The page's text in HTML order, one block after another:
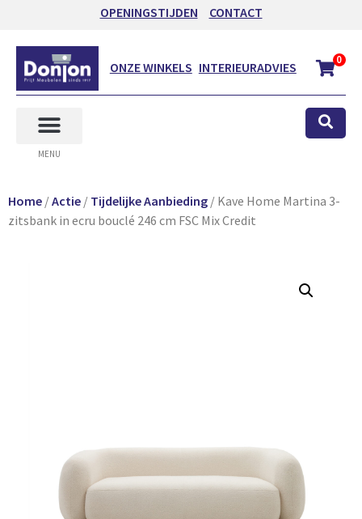
OPENINGSTIJDEN CONTACT
ONZE WINKELS INTERIEURADVIES 0
MENU
Home /Actie / Tijdelijke Aanbieding / Kave Home Martina 3-
zitsbank in ecru bouclé 246 cm FSC Mix Credit